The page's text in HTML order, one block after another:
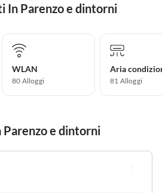
In Parenzo e dintorni
WLAN
80 Alloggi
Aria
81 Alloggi
Parenzo e dintorni